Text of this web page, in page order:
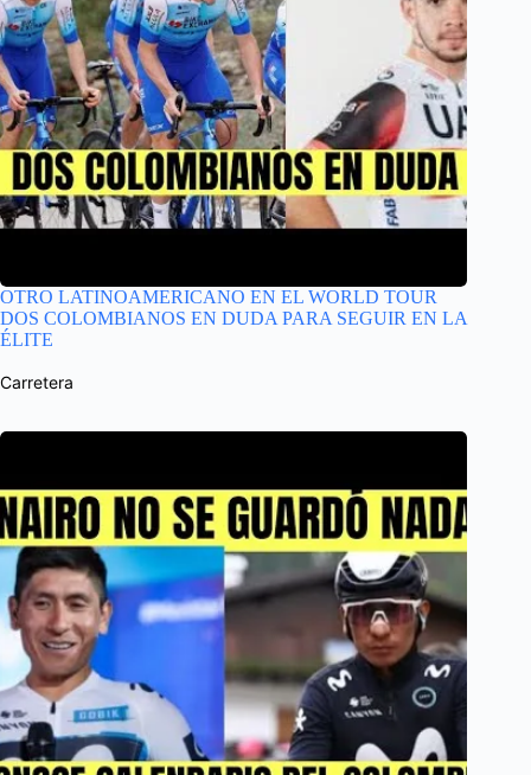
OTRO LATINOAMERICANO EN EL WORLD TOUR
DOS COLOMBIANOS EN DUDA PARA SEGUIR EN LA
ÉLITE
Carretera